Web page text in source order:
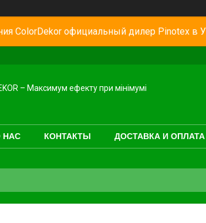
ColorDekor официальный дилер Pinotex в
– Максимум ефекту при мінімумі
НАС КОНТАКТЫ ДОСТАВКА И ОПЛАТА